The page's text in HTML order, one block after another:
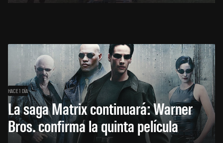
HACE 1 DÍA
La saga Matrix continuará: Warner
Bros. confirma la quinta película